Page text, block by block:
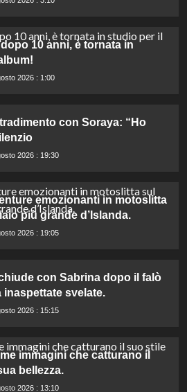
10 anni, è tornata in
2026 : 1:00
con Soraya: “Ho
2026 : 19:30
emozionanti in motoslitta
più grande d’Islanda.
2026 : 19:05
con Sabrina dopo il falò
svelate.
2026 : 15:15
immagini che catturano il
bellezza.
2026 : 13:10